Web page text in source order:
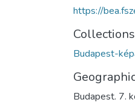
https://
Collections
Budapest-
Budapest. 7.